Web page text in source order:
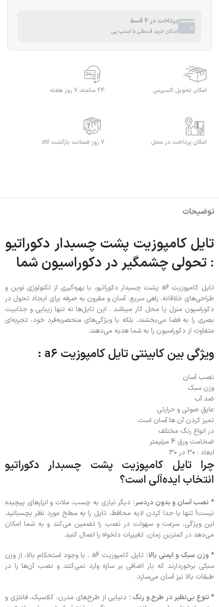
پرداخت در 4 قسط
امکان خرید قسطی با اسنپ پی
امکان تحویل اکسپرس 24 ساعته، 7 روز هفته
امکان پرداخت در محل 7 روز ضمانت بازگشت کالا
توضیحات
تایل کامپوزیت پشت چسبدار دکوراتیو
: تحولی چشمگیر در دکوراسیون شما
تایل کامپوزیت a6 پشت چسبدار دکوراتیو، با بهره‌گیری از تکنولوژی نوین و
طراحی‌های خلاقانه، راهی سریع، آسان و مقرون به صرفه برای ایجاد تحول در
دکوراسیون منزل یا محل کار میباشد . این تایل‌ها نه تنها زیبایی و جذابیت
بصری را به فضا می‌بخشند، بلکه با ویژگی‌های منحصربه‌فرد خود، تجربه‌ای
متفاوت از دکوراسیون را به شما هدیه می‌دهند.
ویژگی بین کابینتی تایل کامپوزیت a6 :
نصب آسان
وزن سبک
ضد آب
عایق صوتی و حرارتی
تمیز کردن آن ها آسان است.
در انواع رنگ مختلف
ضخامت ورق 4 میلیمتر
ابعاد : 30 در 30
چرا تایل کامپوزیت پشت چسبدار دکوراتیو
انتخاب ایده‌آلی است؟
* نصب آسان و بدون دردسر: دیگر نیازی به چسب، ملات و ابزارهای پیچیده
نیست! تنها با جدا کردن لایه محافظ، تایل را به سطح مورد نظر بچسبانید.
این ویژگی، سرعت و سهولت در نصب را تضمین می‌کند و به شما امکان
می‌دهد در کمترین زمان، تغییرات دلخواه را اعمال کنید.
* وزن سبک و ایمنی بالا:
تایل کامپوزیت a6 ، با وجود استحکام بالا، از وزن
سبکی برخوردارند که بار اضافی بر سازه وارد نمی‌کنند و نصب آن‌ها را در
طبقات بالا نیز آسان می‌سازد.
* تنوع بی‌نظیر در طرح و رنگ : دنیایی از طرح‌های مدرن، کلاسیک، فانتزی و